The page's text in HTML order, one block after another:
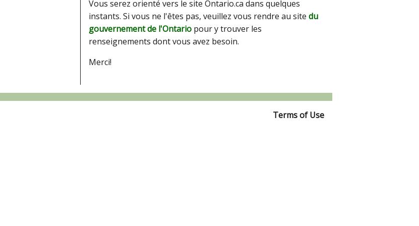
Vous serez orienté vers le site Ontario.ca dans quelques
instants. Si vous ne l'êtes pas, veuillez vous rendre au site du
gouvernement de l'Ontario pour y trouver les
renseignements dont vous avez besoin.
Merci!
Terms of Use